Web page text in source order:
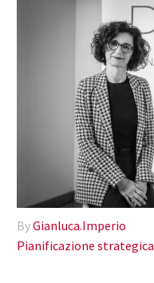
ByGianluca.Imperio
Pianificazione strategica